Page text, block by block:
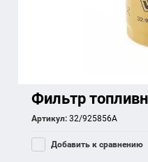
Фильтр
Артикул: 32/925856A
Добавить к сравнению